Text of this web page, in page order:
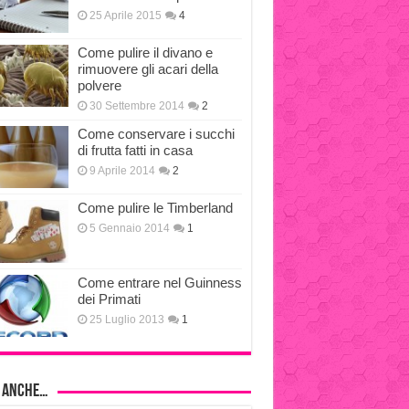
25 Aprile 2015 4
Come pulire il divano e
rimuovere gli acari della
polvere
30 Settembre 2014 2
Come conservare i succhi
di frutta fatti in casa
9 Aprile 2014 2
Come pulire le Timberland
5 Gennaio 2014 1
Come entrare nel Guinness
dei Primati
25 Luglio 2013 1
anche…